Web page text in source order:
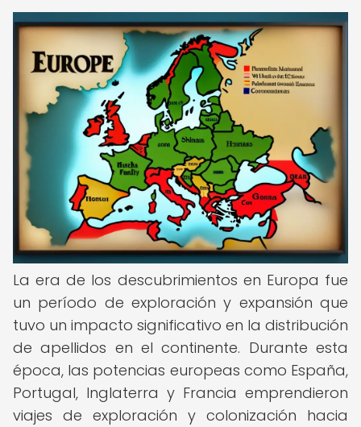
La era de los descubrimientos en Europa fue
un período de exploración y expansión que
tuvo un impacto significativo en la distribución
de apellidos en el continente. Durante esta
época, las potencias europeas como España,
Portugal, Inglaterra y Francia emprendieron
viajes de exploración y colonización hacia